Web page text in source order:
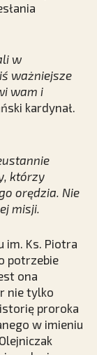
w
ważniejsze
wam i
kardynał.
którzy
orędzia. Nie
misji.
im. Ks. Piotra
potrzebie
ona
nie tylko
proroka
w imieniu